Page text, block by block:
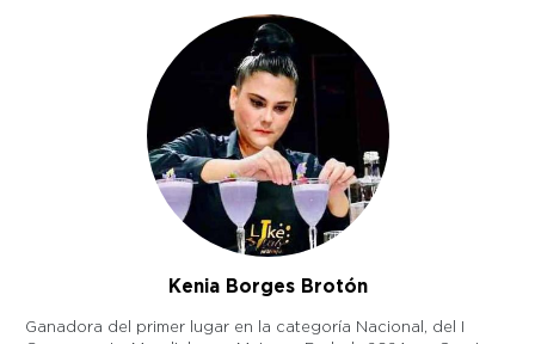
Kenia Borges Brotón
Ganadora del primer lugar en la categoría Nacional, del I